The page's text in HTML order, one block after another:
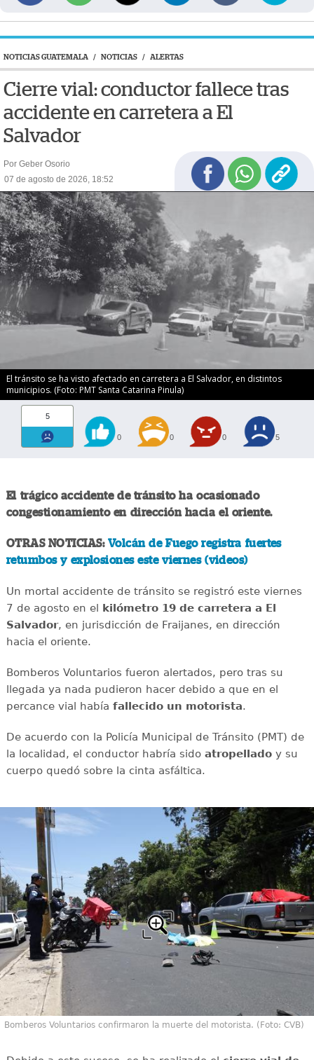
NOTICIAS GUATEMALA / NOTICIAS / ALERTAS
Cierre vial: conductor fallece tras
accidente en carretera a El
Salvador
Por Geber Osorio
07 de agosto de 2026, 18:52
El tránsito se ha visto afectado en carretera a El Salvador, en distintos
municipios. (Foto: PMT Santa Catarina Pinula)
5
0 0 0 5
El trágico accidente de tránsito ha ocasionado
congestionamiento en dirección hacia el oriente.
OTRAS NOTICIAS: Volcán de Fuego registra fuertes
retumbos y explosiones este viernes (videos)
Un mortal accidente de tránsito se registró este viernes
7 de agosto en el kilómetro 19 de carretera a El
Salvador, en jurisdicción de Fraijanes, en dirección
hacia el oriente.
Bomberos Voluntarios fueron alertados, pero tras su
llegada ya nada pudieron hacer debido a que en el
percance vial había fallecido un motorista.
De acuerdo con la Policía Municipal de Tránsito (PMT) de
la localidad, el conductor habría sido atropelladoy su
cuerpo quedó sobre la cinta asfáltica.
Bomberos Voluntarios confirmaron la muerte del motorista. (Foto: CVB)